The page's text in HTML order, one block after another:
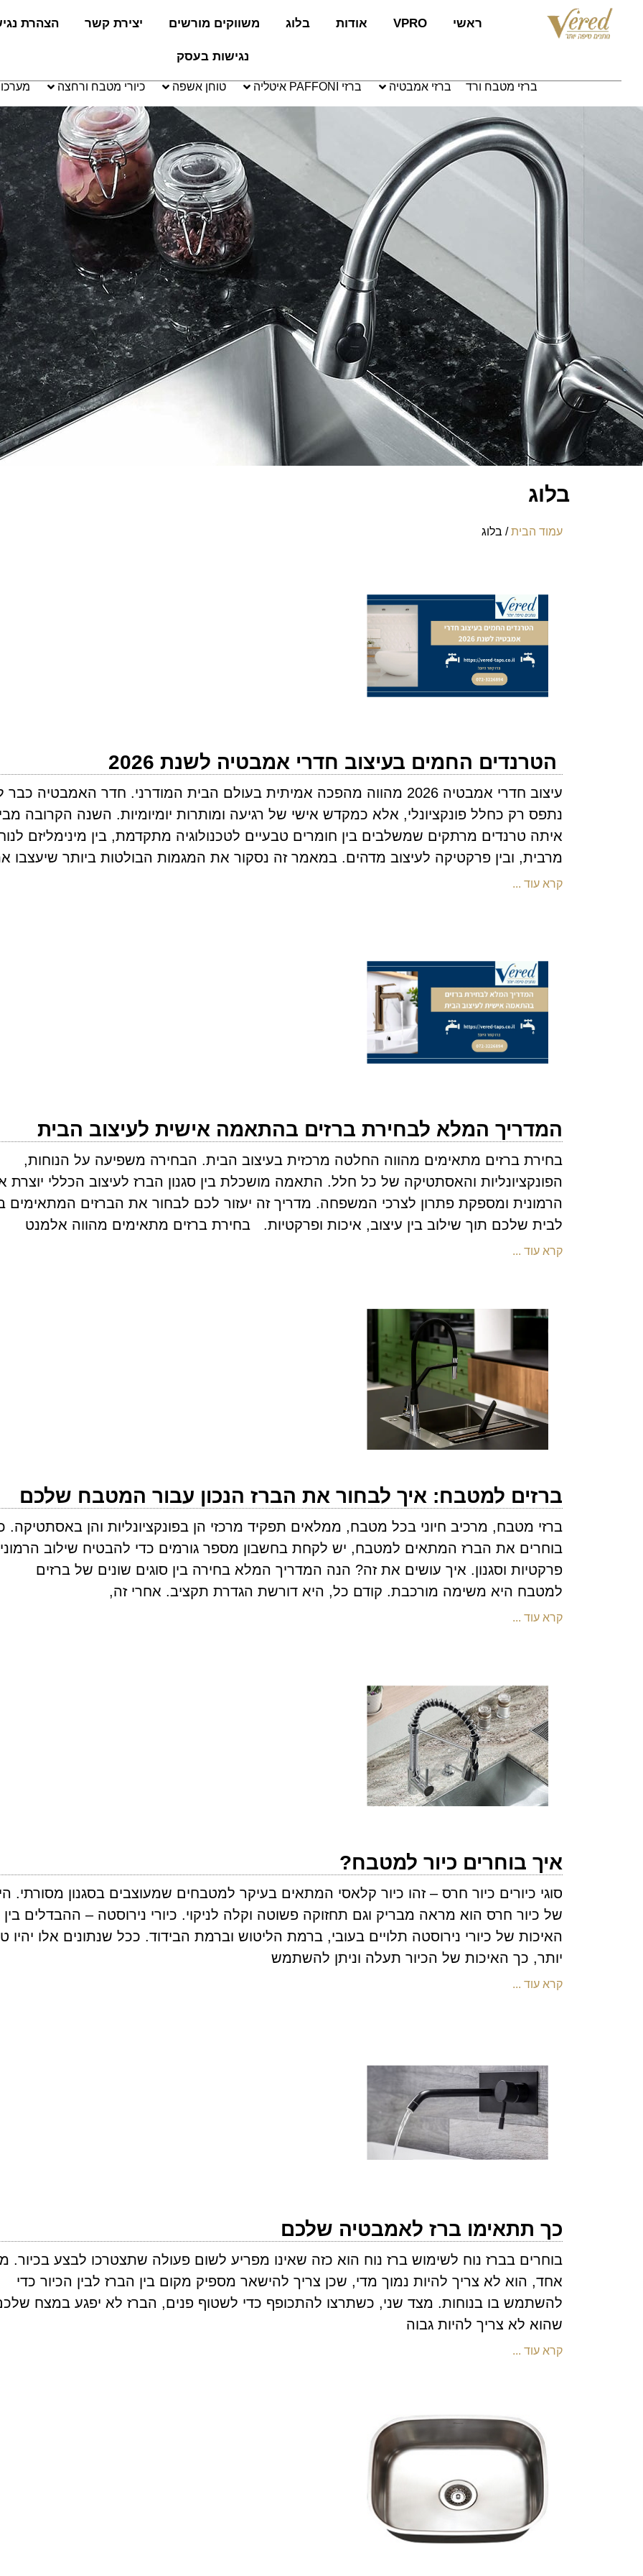
ראשי VPRO אודות בלוג משווקים מורשים יצירת קשר הצהרת
נגישות בעסק
ברזי מטבח ורד ברזי אמבטיה ברזי PAFFONI איטליה טוחן אשפה כיורי מטבח ורחצה
בלוג
עמוד הבית/ בלוג
הטרנדים החמים בעיצוב חדרי אמבטיה לשנת 2026
עיצוב חדרי אמבטיה 2026 מהווה מהפכה אמיתית בעולם הבית המודרני. חדר האמבטיה
נתפס רק כחלל פונקציונלי, אלא כמקדש אישי של רגיעה ומותרות יומיומיות. השנה הקרובה
איתה טרנדים מרתקים שמשלבים בין חומרים טבעיים לטכנולוגיה מתקדמת, בין מינימליזם
מרבית, ובין פרקטיקה לעיצוב מדהים. במאמר זה נסקור את המגמות הבולטות ביותר שיעצבו
קרא עוד ...
המדריך המלא לבחירת ברזים בהתאמה אישית לעיצוב הבית
בחירת ברזים מתאימים מהווה החלטה מרכזית בעיצוב הבית. הבחירה משפיעה על הנוחות,
הפונקציונליות והאסתטיקה של כל חלל. התאמה מושכלת בין סגנון הברז לעיצוב הכללי יוצרת
הרמונית ומספקת פתרון לצרכי המשפחה. מדריך זה יעזור לכם לבחור את הברזים המתאימים
לבית שלכם תוך שילוב בין עיצוב, איכות ופרקטיות. בחירת ברזים מתאימים מהווה אלמנט
קרא עוד ...
ברזים למטבח: איך לבחור את הברז הנכון עבור המטבח שלכם
ברזי מטבח, מרכיב חיוני בכל מטבח, ממלאים תפקיד מרכזי הן בפונקציונליות והן באסתטיקה.
בוחרים את הברז המתאים למטבח, יש לקחת בחשבון מספר גורמים כדי להבטיח שילוב
פרקטיות וסגנון. איך עושים את זה? הנה המדריך המלא בחירה בין סוגים שונים של ברזים
למטבח היא משימה מורכבת. קודם כל, היא דורשת הגדרת תקציב. אחרי זה,
קרא עוד ...
איך בוחרים כיור למטבח?
סוגי כיורים כיור חרס – זהו כיור קלאסי המתאים בעיקר למטבחים שמעוצבים בסגנון מסורתי.
של כיור חרס הוא מראה מבריק וגם תחזוקה פשוטה וקלה לניקוי. כיורי נירוסטה – ההבדלים בין
האיכות של כיורי נירוסטה תלויים בעובי, ברמת הליטוש וברמת הבידוד. ככל שנתונים אלו יהיו
יותר, כך האיכות של הכיור תעלה וניתן להשתמש
קרא עוד ...
כך תתאימו ברז לאמבטיה שלכם
בוחרים בברז נוח לשימוש ברז נוח הוא כזה שאינו מפריע לשום פעולה שתצטרכו לבצע בכיור.
אחד, הוא לא צריך להיות נמוך מדי, שכן צריך להישאר מספיק מקום בין הברז לבין הכיור כדי
להשתמש בו בנוחות. מצד שני, כשתרצו להתכופף כדי לשטוף פנים, הברז לא יפגע במצח
שהוא לא צריך להיות גבוה
קרא עוד ...